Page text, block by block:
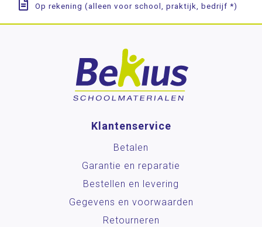
Op rekening (alleen voor school, praktijk, bedrijf *)
Klantenservice
Betalen
Garantie en reparatie
Bestellen en levering
Gegevens en voorwaarden
Retourneren